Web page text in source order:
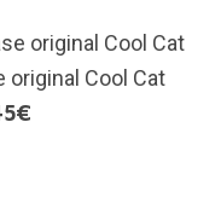
original Cool Cat